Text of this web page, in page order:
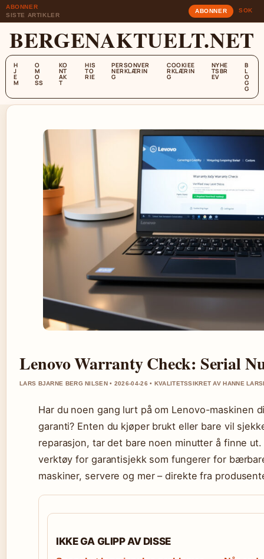
ABONNER
SISTE ARTIKLER
ABONNER SOK
BERGENAKTUELT.NET
H
J
E
M
O
M
O
SS
KO
NT
AK
T
HIS
TO
RIE
PERSONVER
NERKLÆRIN
G
COOKIEE
RKLÆRIN
G
NYHE
TSBR
EV
B
L
O
G
G
Lenovo Warranty Check: Serial
LARS BJARNE BERG NILSEN • 2026-04-26 • KVALITETSSIKRET AV HANNE
Har du noen gang lurt på om Lenovo-maskinen
garanti? Enten du kjøper brukt eller bare vil
reparasjon, tar det bare noen minutter å finne
verktøy for garantisjekk som fungerer for
maskiner, servere og mer – direkte fra
IKKE GA GLIPP AV DISSE